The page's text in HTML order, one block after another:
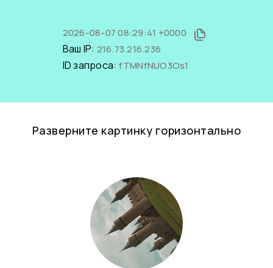
2026-08-07 08:29:41 +0000
Ваш IP: 216.73.216.236
ID запроса: fTMNfNUO3Os1
Разверните картинку горизонтально